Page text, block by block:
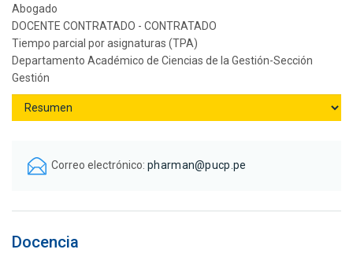
Abogado
DOCENTE CONTRATADO - CONTRATADO
Tiempo parcial por asignaturas (TPA)
Departamento Académico de Ciencias de la Gestión-Sección
Gestión
Correo electrónico: pharman@pucp.pe
Docencia